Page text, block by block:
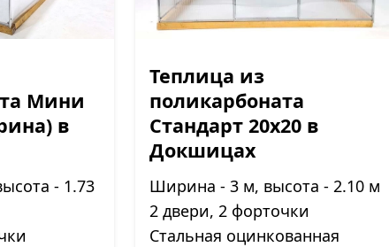
Мини
в
- 1.73
Теплица из
поликарбоната
Стандарт 20х20 в
Докшицах
Ширина - 3 м, высота - 2.10 м
2 двери, 2 форточки
Стальная оцинкованная